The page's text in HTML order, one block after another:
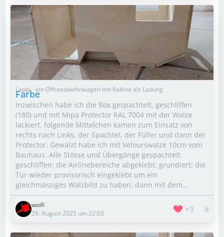
Lappi - ein Offroadwohnwagen mit Kabine als Ladung
Farbe
Inzwischen habe ich die Box gespachtelt, geschliffen
(180) und mit Mipa Protector RAL 7004 mit der Walze
lackiert. folgende Mittelchen kamen zum Einsatz von
rechts nach Links, der Spachtel, der Füller und dann der
Protector. Gewalzt habe ich mit Velourswalze 10cm vom
Bauhaus. Alle Stösse und Übergänge gespachtelt
geschliffen: die Airlinebereiche abgeklebt: grundiert: die
Tür wieder provisorisch eingeklebt um ein
gleichmässiges Walzbild zu haben: dann mit dem…
woifi
29. August 2025 um 22:03
3 0